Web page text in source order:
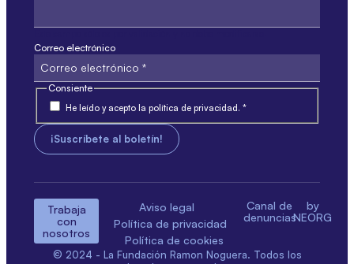
Correo electrónico
Consiente
He leído y acepto la política de privacidad. *
Trabaja
con
nosotros
Aviso legal
Política de privacidad
Política de cookies
Canal de
denuncias
by
NEORG
© 2024 - La Fundación Ramon Noguera. Todos los